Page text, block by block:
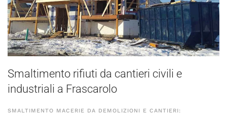
Smaltimento rifiuti da cantieri civili e
industriali a Frascarolo
SMALTIMENTO MACERIE DA DEMOLIZIONI E CANTIERI: